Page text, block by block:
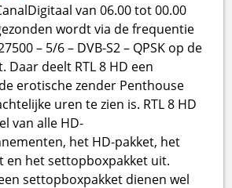
van 06.00 tot 00.00
wordt via de frequentie
– 5/6 – DVB-S2 – QPSK op de
Daar deelt RTL 8 HD een
erotische zender Penthouse
uren te zien is. RTL 8 HD
van alle HD-
het HD-pakket, het
en het settopboxpakket uit.
settopboxpakket dienen wel